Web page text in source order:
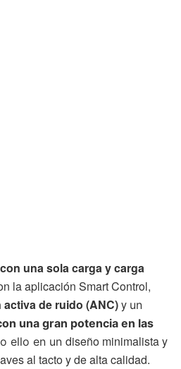
una sola carga y carga
la aplicación Smart Control,
de ruido (ANC)y un
una gran potencia en las
ello en un diseño minimalista y
al tacto y de alta calidad.